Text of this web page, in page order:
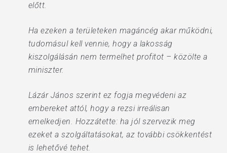
előtt.
Ha ezeken a területeken magáncég akar működni,
tudomásul kell vennie, hogy a lakosság
kiszolgálásán nem termelhet profitot – közölte a
miniszter.
Lázár János szerint ez fogja megvédeni az
embereket attól, hogy a rezsi irreálisan
emelkedjen. Hozzátette: ha jól szervezik meg
ezeket a szolgáltatásokat, az további csökkentést
is lehetővé tehet.